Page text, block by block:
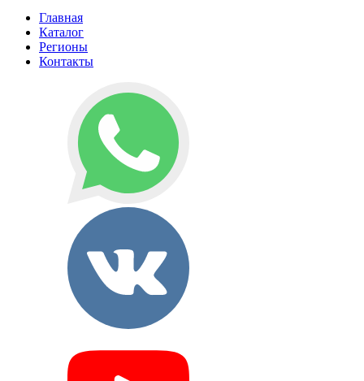
Главная
Каталог
Регионы
Контакты